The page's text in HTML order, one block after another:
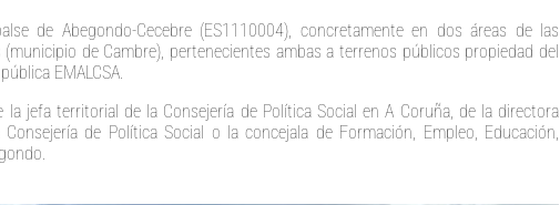
de Abegondo-Cecebre (ES1110004), concretamente en dos áreas de las
de Cambre), pertenecientes ambas a terrenos públicos propiedad del
EMALCSA.
jefa territorial de la Consejería de Política Social en A Coruña, de la directora
de Política Social o la concejala de Formación, Empleo, Educación,